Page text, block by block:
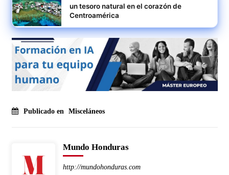
un tesoro natural en el corazón de
Centroamérica
Publicado en Misceláneos
Mundo Honduras
http://mundohonduras.com